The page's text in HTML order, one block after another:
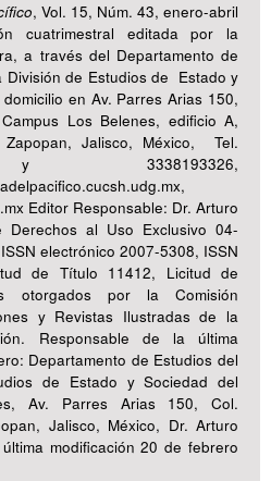
, Vol. 15, Núm. 43, enero-abril
cuatrimestral editada por la
a través del Departamento de
División de Estudios de Estado y
en Av. Parres Arias 150,
Los Belenes, edificio A,
Jalisco, México, Tel.
y 3338193326,
Editor Responsable: Dr. Arturo
Derechos al Uso Exclusivo 04-
electrónico 2007-5308, ISSN
de Título 11412, Licitud de
otorgados por la Comisión
y Revistas Ilustradas de la
Responsable de la última
Departamento de Estudios del
de Estado y Sociedad del
Av. Parres Arias 150, Col.
Jalisco, México, Dr. Arturo
modificación 20 de febrero